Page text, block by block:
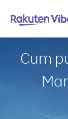
Cum